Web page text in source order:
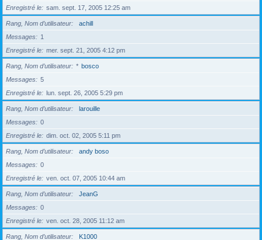
Enregistré le
sam. sept. 17, 2005 12:25 am
Rang, Nom d’utilisateur
achill
Messages
1
Enregistré le
mer. sept. 21, 2005 4:12 pm
Rang, Nom d’utilisateur * bosco
Messages
5
Enregistré le
lun. sept. 26, 2005 5:29 pm
Rang, Nom d’utilisateur
larouille
Messages
0
Enregistré le
dim. oct. 02, 2005 5:11 pm
Rang, Nom d’utilisateur
andy boso
Messages
0
Enregistré le
ven. oct. 07, 2005 10:44 am
Rang, Nom d’utilisateur
JeanG
Messages
0
Enregistré le
ven. oct. 28, 2005 11:12 am
Rang, Nom d’utilisateur
K1000